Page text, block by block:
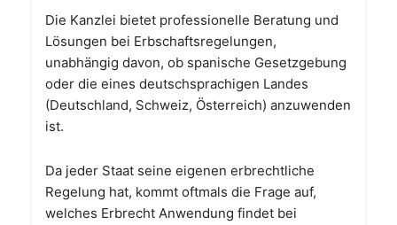
Die Kanzlei bietet professionelle Beratung und
Lösungen bei Erbschaftsregelungen,
unabhängig davon, ob spanische Gesetzgebung
oder die eines deutschsprachigen Landes
(Deutschland, Schweiz, Österreich) anzuwenden
ist.
Da jeder Staat seine eigenen erbrechtliche
Regelung hat, kommt oftmals die Frage auf,
welches Erbrecht Anwendung findet bei